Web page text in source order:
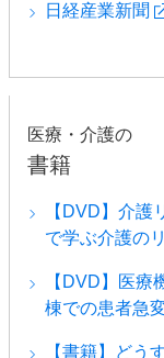
日経産業新聞
医療・介護の
書籍
【DVD】介
で学ぶ介護の
【DVD】医療
棟での患者急
【書籍】どう